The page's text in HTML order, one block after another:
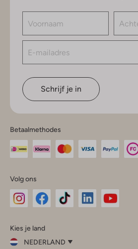
Schrijf je in
Betaalmethodes
Volg ons
InstagramFacebook
Kies je land
NEDERLAND